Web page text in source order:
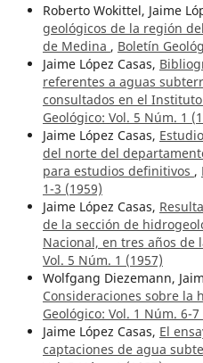
Roberto Wokittel, Jaime
geológicos de la región
de Medina , Boletín
Jaime López Casas,
referentes a aguas
consultados en el
Geológico: Vol. 5 Núm. 1
Jaime López Casas,
del norte del
para estudios definitivos ,
1-3 (1959)
Jaime López Casas,
de la sección de
Nacional, en tres años de
Vol. 5 Núm. 1 (1957)
Wolfgang Diezemann,
Consideraciones sobre la
Geológico: Vol. 1 Núm. 6-7
Jaime López Casas, El
captaciones de agua